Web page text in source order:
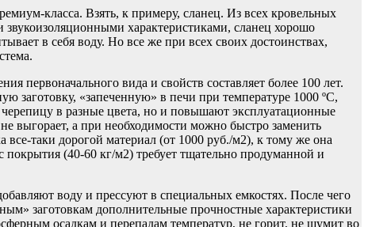
класса. Взять, к примеру, сланец. Из всех кровельных
характеристиками, сланец хорошо
в себя воду. Но все же при всех своих достоинствах,
первоначального вида и свойств составляет более 100 лет.
заготовку, «запеченную» в печи при температуре 1000 ºС,
в разные цвета, но и повышают эксплуатационные
выгорает, а при необходимости можно быстро заменить
таки дорогой материал (от 1000 руб./м2), к тому же она
покрытия (40-60 кг/м2) требует тщательно продуманной и
воду и прессуют в специальных емкостях. После чего
заготовкам дополнительные прочностные характеристики
осадкам и перепадам температур, не горит, не шумит во